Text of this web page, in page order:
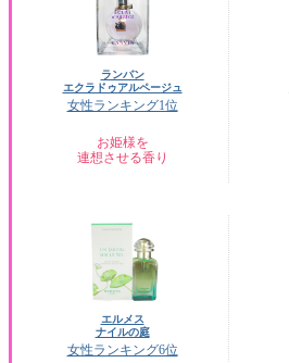
ランバン
エクラドゥアルページュ
女性ランキング1位
お姫様を
連想させる香り
エルメス
ナイルの庭
女性ランキング6位